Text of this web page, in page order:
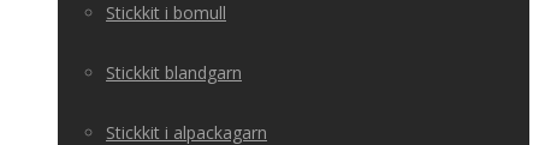
Stickkit i bomull
Stickkit blandgarn
Stickkit i alpackagarn